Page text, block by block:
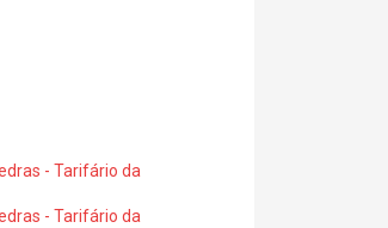
- Tarifário da
- Tarifário da